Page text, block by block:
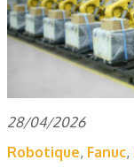
28/04/2026
Robotique, Fanuc,